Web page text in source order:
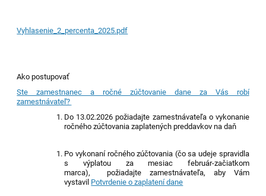
Vyhlasenie_2_percenta_2025.pdf
Ako postupovať
Ste zamestnanec a ročné zúčtovanie dane za Vás robí
zamestnávateľ?
Do 13.02.2026 požiadajte zamestnávateľa o vykonanie
ročného zúčtovania zaplatených preddavkov na daň
Po vykonaní ročného zúčtovania (čo sa udeje spravidla
s výplatou za mesiac február-začiatkom
marca),
požiadajte zamestnávateľa, aby Vám
vystavil Potvrdenie o zaplatení dane